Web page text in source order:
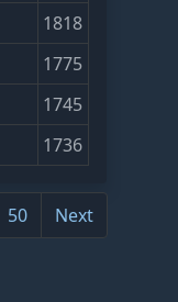
1818
1775
1745
1736
50 Next